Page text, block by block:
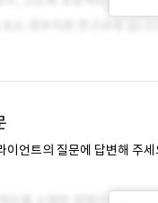
이언트의 질문에 답변해 주세